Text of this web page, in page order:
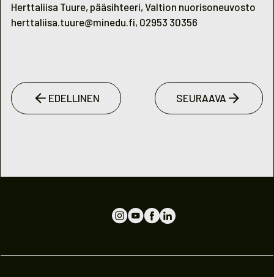
Herttaliisa Tuure, pääsihteeri, Valtion nuorisoneuvosto
herttaliisa.tuure@minedu.fi, 02953 30356
EDELLINEN SEURAAVA